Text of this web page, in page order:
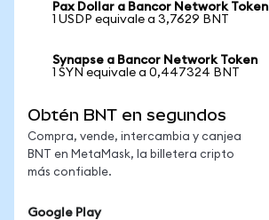
Pax Dollar a Bancor Network Token
1 USDP equivale a 3,7629 BNT
Synapse a Bancor Network Token
1 SYN equivale a 0,447324 BNT
Obtén BNT en segundos
Compra, vende, intercambia y canjea
BNT en MetaMask, la billetera cripto
más confiable.
Google Play